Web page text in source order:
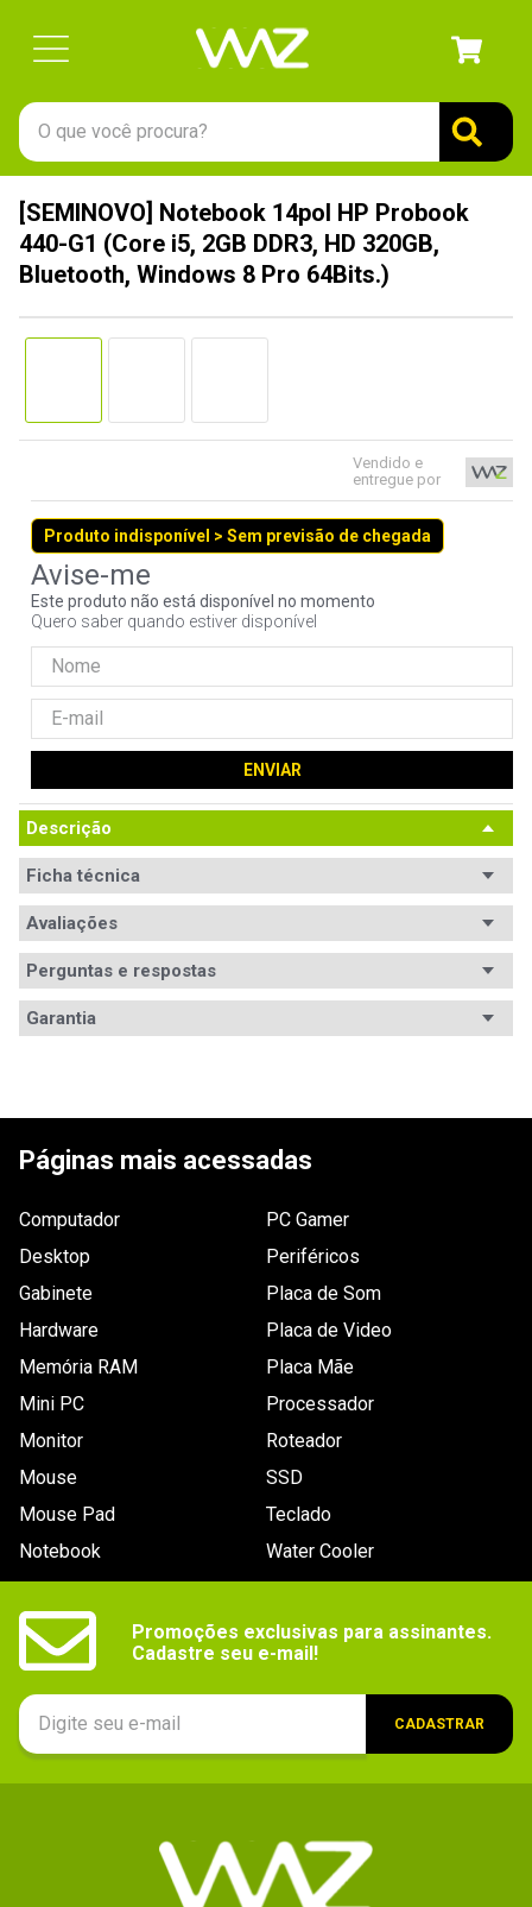
O que você procura?
[SEMINOVO] Notebook 14pol HP Probook
440-G1 (Core i5, 2GB DDR3, HD 320GB,
Bluetooth, Windows 8 Pro 64Bits.)
Vendido e
entregue por
Produto indisponível > Sem previsão de chegada
Este produto não está disponível no momento
Quero saber quando estiver disponível
ENVIAR
Descrição
Ficha técnica
Processador
Modelo
processador
Core i5-4200M
Memória RAM 4GB DDR3
Armazenamento
Tamanho da tela 14pol
Resolução da
Conexões
Áudio 3.5mm P2, HDMI, RJ-45 10/100/1000, USB
Operacional
Segmento
Bateria
informações
Dimensões Não especificada.
Peso
Conteúdo da
Avaliações
Avaliações
ESCREVER AVALIAÇÃO
Perguntas e respostas
Garantia
Páginas mais acessadas
Computador
Desktop
Gabinete
Hardware
Memória RAM
Mini PC
Monitor
Mouse
Mouse Pad
Notebook
PC Gamer
Periféricos
Placa de Som
Placa de Video
Placa Mãe
Processador
Roteador
SSD
Teclado
Water Cooler
Promoções exclusivas para assinantes.
Cadastre seu e-mail!
CADASTRAR
1º
gabinete
2
keychron
8º
fractal
9º
controle
10º hd